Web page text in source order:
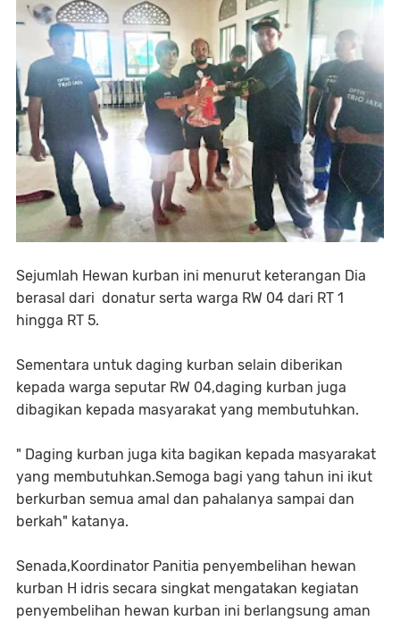
Sejumlah Hewan kurban ini menurut keterangan Dia
berasal dari donatur serta warga RW 04 dari RT 1
hingga RT 5.
Sementara untuk daging kurban selain diberikan
kepada warga seputar RW 04,daging kurban juga
dibagikan kepada masyarakat yang membutuhkan.
" Daging kurban juga kita bagikan kepada masyarakat
yang membutuhkan.Semoga bagi yang tahun ini ikut
berkurban semua amal dan pahalanya sampai dan
berkah" katanya.
Senada,Koordinator Panitia penyembelihan hewan
kurban H idris secara singkat mengatakan kegiatan
penyembelihan hewan kurban ini berlangsung aman